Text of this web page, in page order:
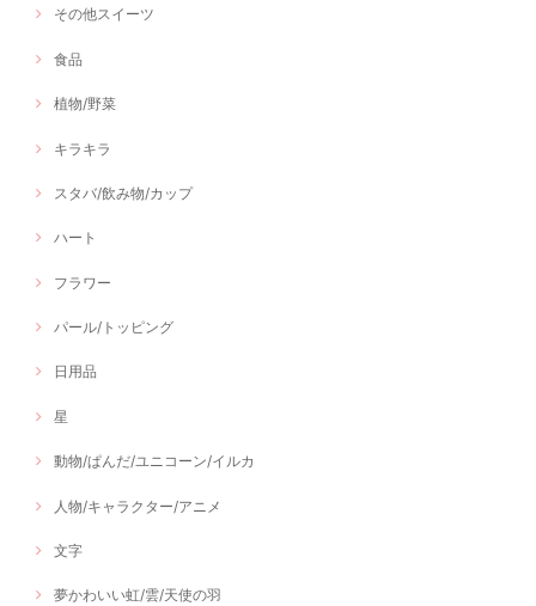
その他スイーツ
食品
植物/野菜
キラキラ
スタバ/飲み物/カップ
ハート
フラワー
パール/トッピング
日用品
星
動物/ぱんだ/ユニコーン/イルカ
人物/キャラクター/アニメ
文字
夢かわいい虹/雲/天使の羽